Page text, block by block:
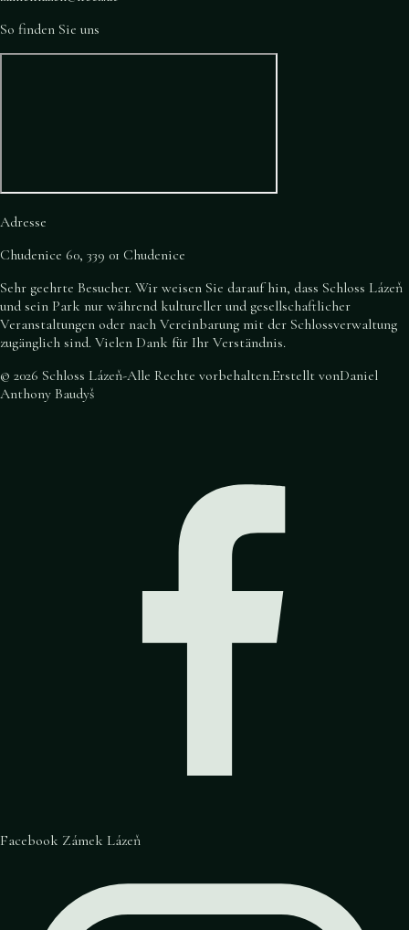
So finden Sie uns
Adresse
Chudenice 60, 339 01 Chudenice
Sehr geehrte Besucher. Wir weisen Sie darauf hin, dass Schloss Lázeň
und sein Park nur während kultureller und gesellschaftlicher
Veranstaltungen oder nach Vereinbarung mit der Schlossverwaltung
zugänglich sind. Vielen Dank für Ihr Verständnis.
© 2026 Schloss Lázeň-Alle Rechte vorbehalten.Erstellt vonDaniel
Anthony Baudyš
Facebook Zámek Lázeň